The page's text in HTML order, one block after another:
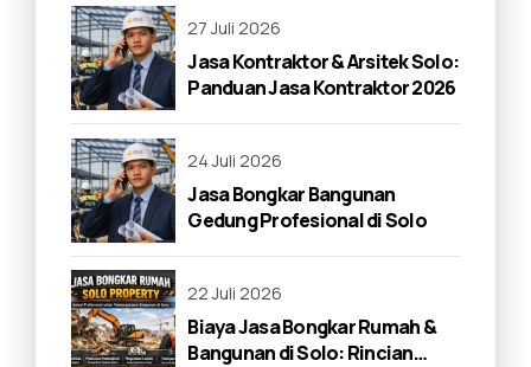
27 Juli 2026
Jasa Kontraktor & Arsitek Solo:
Panduan Jasa Kontraktor 2026
24 Juli 2026
Jasa Bongkar Bangunan
Gedung Profesional di Solo
22 Juli 2026
Biaya Jasa Bongkar Rumah &
Bangunan di Solo: Rincian